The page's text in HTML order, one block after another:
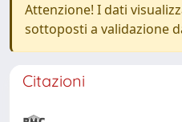
Attenzione! I dati
sottoposti a validazione
Citazioni